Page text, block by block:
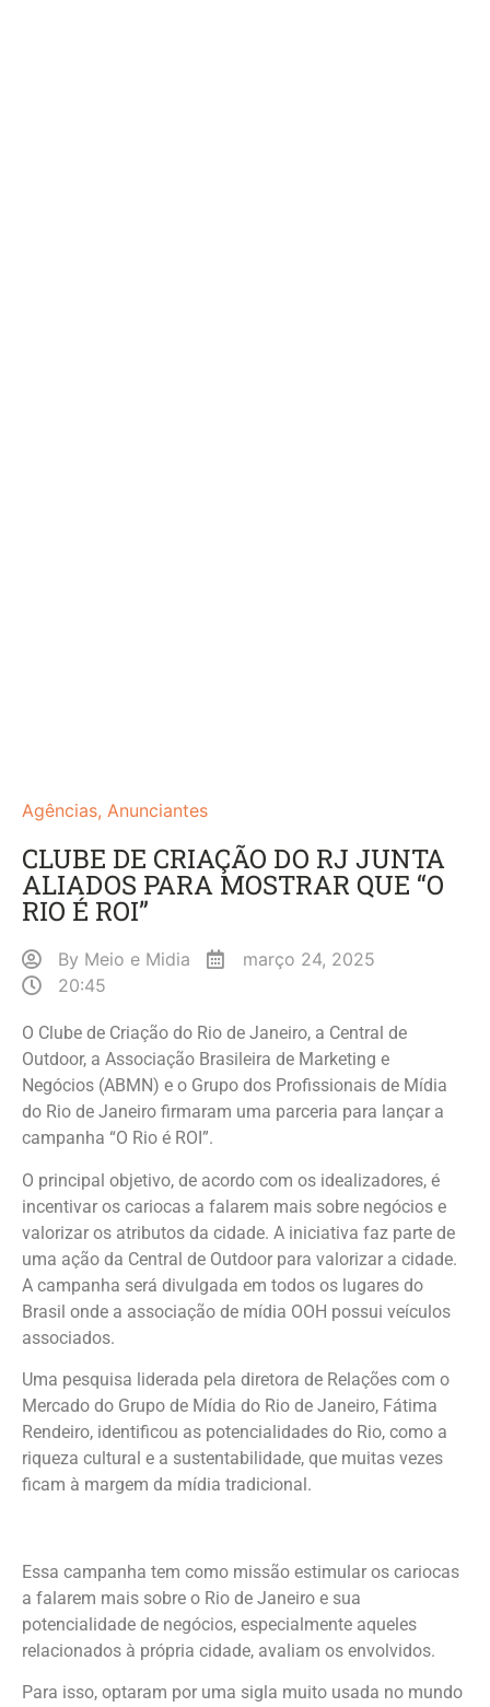
Agências, Anunciantes
CLUBE DE CRIAÇÃO DO RJ JUNTA
ALIADOS PARA MOSTRAR QUE “O
RIO É ROI”
By Meio e Midia
março 24, 2025
20:45
O Clube de Criação do Rio de Janeiro, a Central de
Outdoor, a Associação Brasileira de Marketing e
Negócios (ABMN) e o Grupo dos Profissionais de Mídia
do Rio de Janeiro firmaram uma parceria para lançar a
campanha “O Rio é ROI”.
O principal objetivo, de acordo com os idealizadores, é
incentivar os cariocas a falarem mais sobre negócios e
valorizar os atributos da cidade. A iniciativa faz parte de
uma ação da Central de Outdoor para valorizar a cidade.
A campanha será divulgada em todos os lugares do
Brasil onde a associação de mídia OOH possui veículos
associados.
Uma pesquisa liderada pela diretora de Relações com o
Mercado do Grupo de Mídia do Rio de Janeiro, Fátima
Rendeiro, identificou as potencialidades do Rio, como a
riqueza cultural e a sustentabilidade, que muitas vezes
ficam à margem da mídia tradicional.
Essa campanha tem como missão estimular os cariocas
a falarem mais sobre o Rio de Janeiro e sua
potencialidade de negócios, especialmente aqueles
relacionados à própria cidade, avaliam os envolvidos.
Para isso, optaram por uma sigla muito usada no mundo